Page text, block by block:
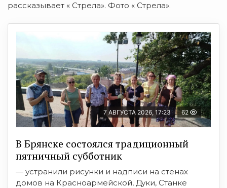
рассказывает « Стрела». Фото « Стрела».
7 АВГУСТА 2026, 17:23 62
В Брянске состоялся традиционный
пятничный субботник
— устранили рисунки и надписи на стенах
домов на Красноармейской, Дуки, Станке